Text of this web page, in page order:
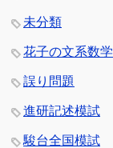
未分類
花子の文系数学
誤り問題
進研記述模試
駿台全国模試